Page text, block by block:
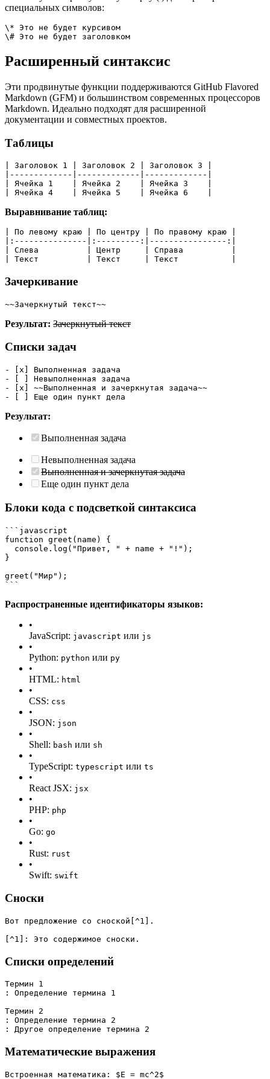
специальных символов:
\* Это не будет курсивом
\# Это не будет заголовком
Расширенный синтаксис
Эти продвинутые функции поддерживаются GitHub Flavored
Markdown (GFM) и большинством современных процессоров
Markdown. Идеально подходят для расширенной
документации и совместных проектов.
Таблицы
| Заголовок 1 | Заголовок 2 | Заголовок 3 |
|-------------|-------------|-------------|
| Ячейка 1    | Ячейка 2    | Ячейка 3    |
| Ячейка 4    | Ячейка 5    | Ячейка 6    |
Выравнивание таблиц:
| По левому краю | По центру | По правому краю |
|:---------------|:---------:|----------------:|
| Слева          | Центр     | Справа          |
| Текст          | Текст     | Текст           |
Зачеркивание
~~Зачеркнутый текст~~
Результат: Зачеркнутый текст
Списки задач
- [x] Выполненная задача
- [ ] Невыполненная задача
- [x] ~~Выполненная и зачеркнутая задача~~
- [ ] Еще один пункт дела
Результат:
Выполненная задача
Невыполненная задача
Выполненная и зачеркнутая задача
Еще один пункт дела
Блоки кода с подсветкой синтаксиса
```javascript
function greet(name) {
  console.log("Привет, " + name + "!");
}
greet("Мир");
```
Распространенные идентификаторы языков:
•
JavaScript: javascript или js
•
Python: python или py
•
HTML: html
•
CSS: css
•
JSON: json
•
Shell: bash или sh
•
TypeScript: typescript или ts
•
React JSX: jsx
•
PHP: php
•
Go: go
•
Rust: rust
•
Swift: swift
Сноски
Вот предложение со сноской[^1].
[^1]: Это содержимое сноски.
Списки определений
Термин 1
: Определение термина 1
Термин 2
: Определение термина 2
: Другое определение термина 2
Математические выражения
Встроенная математика: $E = mc^2$